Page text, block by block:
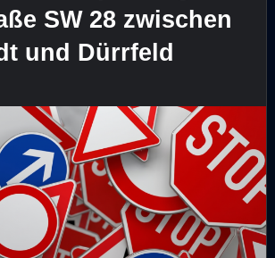
SW 28 zwischen
und Dürrfeld